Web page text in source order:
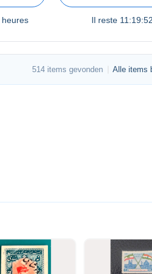
heures Il reste 11:19:52
514 items gevonden Alle items